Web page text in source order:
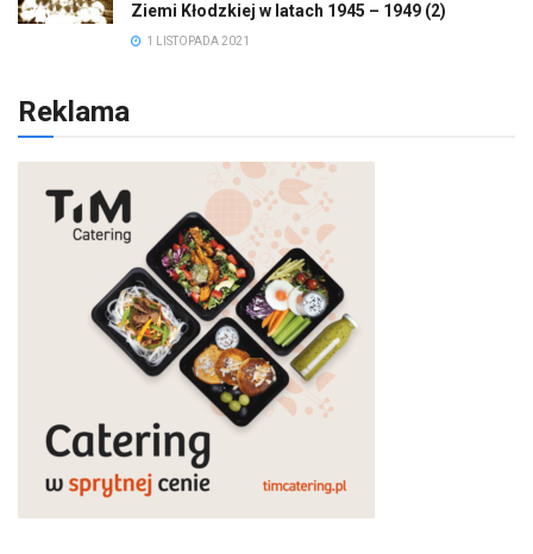
Ziemi Kłodzkiej w latach 1945 – 1949 (2)
1 LISTOPADA 2021
Reklama